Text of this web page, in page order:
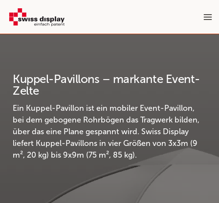
Inhalt
springen
Kuppel-Pavillons – markante Event-
Zelte
Ein Kuppel-Pavillon ist ein mobiler Event-Pavillon,
bei dem gebogene Rohrbögen das Tragwerk bilden,
über das eine Plane gespannt wird. Swiss Display
liefert Kuppel-Pavillons in vier Größen von 3x3m (9
m², 20 kg) bis 9x9m (75 m², 85 kg).